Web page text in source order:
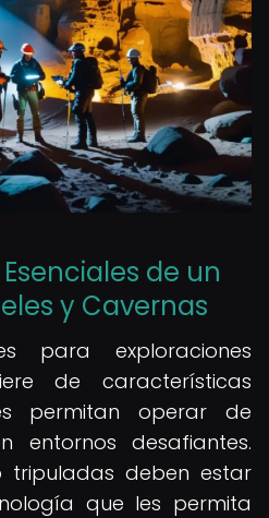
de un
y Cavernas
para exploraciones
de características
permitan operar de
entornos desafiantes.
tripuladas deben estar
que les permita